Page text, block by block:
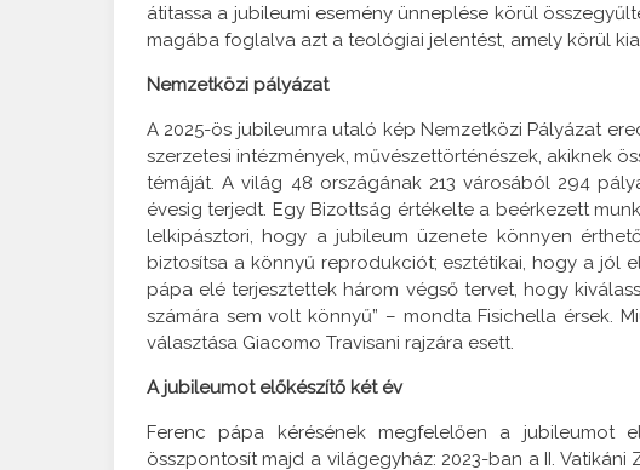
átitassa a jubileumi esemény ünneplése körül
magába foglalva azt a teológiai jelentést, amely körül
Nemzetközi pályázat
A 2025-ös jubileumra utaló kép Nemzetközi Pályázat
szerzetesi intézmények, művészettörténészek, akiknek
témáját. A világ 48 országának 213 városából 294
évesig terjedt. Egy Bizottság értékelte a beérkezett
lelkipásztori, hogy a jubileum üzenete könnyen
biztosítsa a könnyű reprodukciót; esztétikai, hogy a jól
pápa elé terjesztettek három végső tervet, hogy
számára sem volt könnyű” – mondta Fisichella érsek.
választása Giacomo Travisani rajzára esett.
A jubileumot előkészítő két év
Ferenc pápa kérésének megfelelően a jubileumot
összpontosít majd a világegyház: 2023-ban a II.